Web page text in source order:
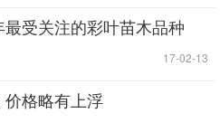
受关注的彩叶苗木品种
| 17-02-13
价格略有上浮